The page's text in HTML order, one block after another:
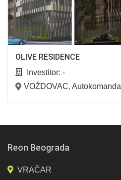
OLIVE RESIDENCE
Investitor: -
VOŽDOVAC, Autokomanda
Reon Beograda
VRAČAR